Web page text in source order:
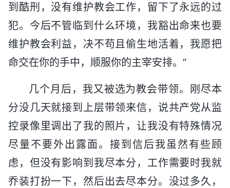
到酷刑，没有维护教会工作，留下了永远的过
犯。今后不管临到什么环境，我豁出命来也要
维护教会利益，决不苟且偷生地活着，我愿把
命交在你的手中，顺服你的主宰安排。”
几个月后，我又被选为教会带领。刚尽本
分没几天就接到上层带领来信，说共产党从监
控录像里调出了我的照片，让我没有特殊情况
尽量不要外出露面。接到信后我虽然有些顾
虑，但没有影响到我尽本分，工作需要时我就
乔装打扮一下，然后出去尽本分。没过多久，